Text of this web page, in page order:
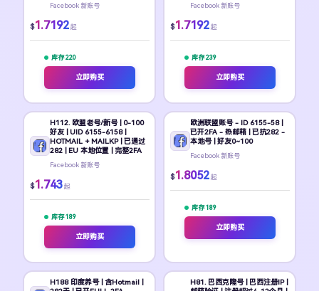
Facebook 新账号
$1.7192 起
库存 220
立即购买
Facebook 新账号
$1.7192 起
库存 239
立即购买
H112. 欧盟老号/新号 | 0-100
好友 | UID 6155-6158 |
HOTMAIL + MAILKP | 已通过
282 | EU 本地位置 | 完整2FA
Facebook 新账号
$1.743 起
库存 189
立即购买
欧洲联盟账号 - ID 6155-58 |
已开2FA - 热邮箱 | 已抗282 -
本地号 | 好友0~100
Facebook 新账号
$1.8052 起
库存 189
立即购买
H188 印度养号 | 含Hotmail |
H81. 巴西克隆号 | 巴西注册IP |